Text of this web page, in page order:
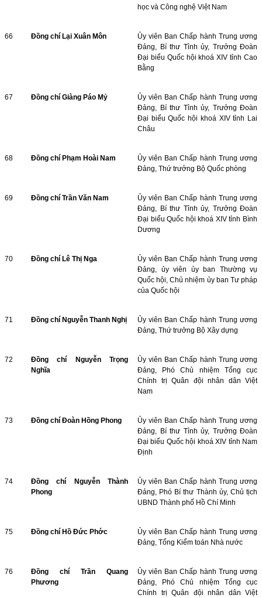
học và Công nghệ Việt Nam
66 Đồng chí Lại Xuân Môn
Ủy viên Ban Chấp hành Trung ương
Đảng, Bí thư Tỉnh ủy, Trưởng Đoàn
Đại biểu Quốc hội khoá XIV tỉnh Cao
Bằng
67 Đồng chí Giàng Páo Mỷ
Ủy viên Ban Chấp hành Trung ương
Đảng, Bí thư Tỉnh ủy, Trưởng Đoàn
Đại biểu Quốc hội khoá XIV tỉnh Lai
Châu
68 Đồng chí Phạm Hoài Nam
Ủy viên Ban Chấp hành Trung ương
Đảng, Thứ trưởng Bộ Quốc phòng
69 Đồng chí Trần Văn Nam
Ủy viên Ban Chấp hành Trung ương
Đảng, Bí thư Tỉnh ủy, Trưởng Đoàn
Đại biểu Quốc hội khoá XIV tỉnh Bình
Dương
70 Đồng chí Lê Thị Nga
Ủy viên Ban Chấp hành Trung ương
Đảng, ủy viên ủy ban Thường vụ
Quốc hội, Chủ nhiệm ủy ban Tư pháp
của Quốc hội
71 Đồng chí Nguyễn Thanh Nghị
Ủy viên Ban Chấp hành Trung ương
Đảng, Thứ trưởng Bộ Xây dựng
72
Đồng chí Nguyễn Trọng
Nghĩa
Ủy viên Ban Chấp hành Trung ương
Đảng, Phó Chủ nhiệm Tổng cục
Chính trị Quân đội nhân dân Việt
Nam
73 Đồng chí Đoàn Hồng Phong
Ủy viên Ban Chấp hành Trung ương
Đảng, Bí thư Tỉnh ủy, Trưởng Đoàn
Đại biểu Quốc hội khoá XIV tỉnh Nam
Định
74
Đồng chí Nguyễn Thành
Phong
Ủy viên Ban Chấp hành Trung ương
Đảng, Phó Bí thư Thành ủy, Chủ tịch
UBND Thành phố Hồ Chí Minh
75 Đồng chí Hồ Đức Phớc
Ủy viên Ban Chấp hành Trung ương
Đảng, Tổng Kiểm toán Nhà nước
76
Đồng chí Trần Quang
Phương
Ủy viên Ban Chấp hành Trung ương
Đảng, Phó Chủ nhiệm Tổng cục
Chính trị Quân đội nhân dân Việt